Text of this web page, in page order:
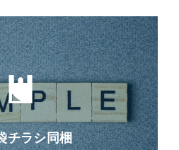
チラシ同梱